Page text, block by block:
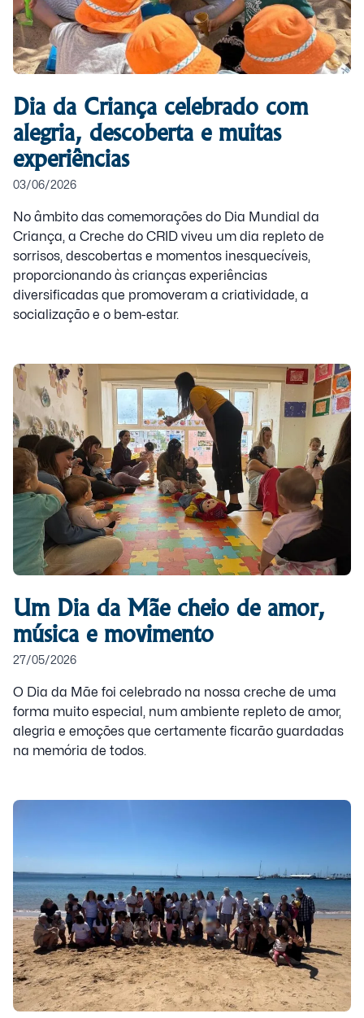
Dia da Criança celebrado com
alegria, descoberta e muitas
experiências
03/06/2026
No âmbito das comemorações do Dia Mundial da
Criança, a Creche do CRID viveu um dia repleto de
sorrisos, descobertas e momentos inesquecíveis,
proporcionando às crianças experiências
diversificadas que promoveram a criatividade, a
socialização e o bem-estar.
Um Dia da Mãe cheio de amor,
música e movimento
27/05/2026
O Dia da Mãe foi celebrado na nossa creche de uma
forma muito especial, num ambiente repleto de amor,
alegria e emoções que certamente ficarão guardadas
na memória de todos.